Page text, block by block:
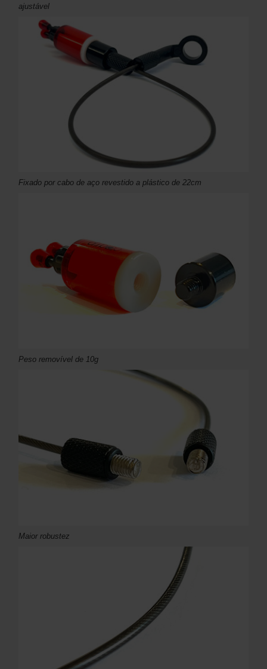
ajustável
Fixado por cabo de aço revestido a plástico de 22cm
Peso removível de 10g
Maior robustez